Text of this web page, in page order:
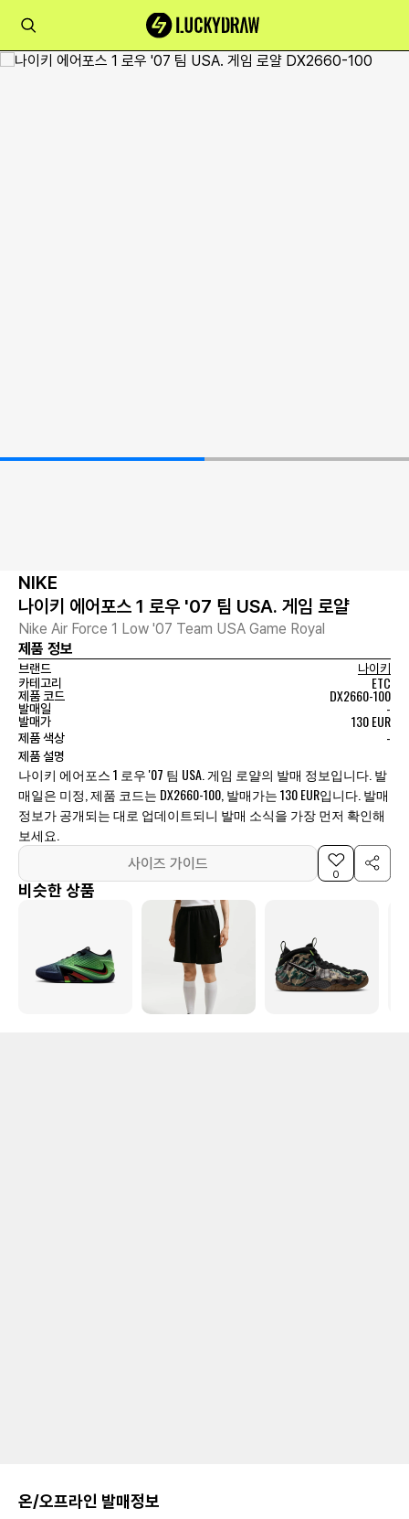
NIKE
나이키 에어포스 1 로우 '07 팀 USA. 게임 로얄
Nike Air Force 1 Low '07 Team USA Game Royal
제품 정보
브랜드
나이키
카테고리
ETC
제품 코드 DX2660-100
발매일 -
발매가 130 EUR
제품 색상 -
제품 설명
나이키 에어포스 1 로우 '07 팀 USA. 게임 로얄의 발매 정보입니다. 발
매일은 미정, 제품 코드는 DX2660-100, 발매가는 130 EUR입니다. 발매
정보가 공개되는 대로 업데이트되니 발매 소식을 가장 먼저 확인해
보세요.
사이즈 가이드
0
비슷한 상품
온/오프라인 발매정보